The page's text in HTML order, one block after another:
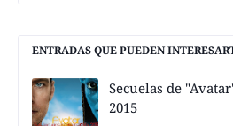
ENTRADAS QUE PUEDEN
Secuelas de
2015